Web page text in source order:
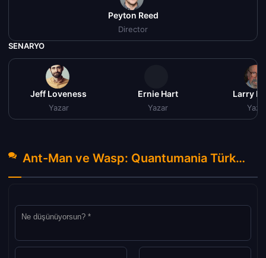
Peyton Reed
Director
SENARYO
Jeff Loveness
Yazar
Ernie Hart
Yazar
Larry
Ant-Man ve Wasp: Quantumania Türkçe Dublaj izle (2023) Hakkında Yorumlar